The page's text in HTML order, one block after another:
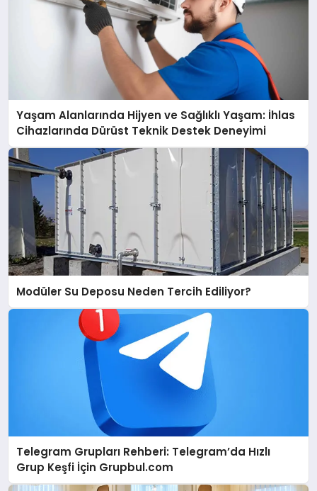
Yaşam Alanlarında Hijyen ve Sağlıklı Yaşam: İhlas
Cihazlarında Dürüst Teknik Destek Deneyimi
Modüler Su Deposu Neden Tercih Ediliyor?
Telegram Grupları Rehberi: Telegram’da Hızlı
Grup Keşfi İçin Grupbul.com